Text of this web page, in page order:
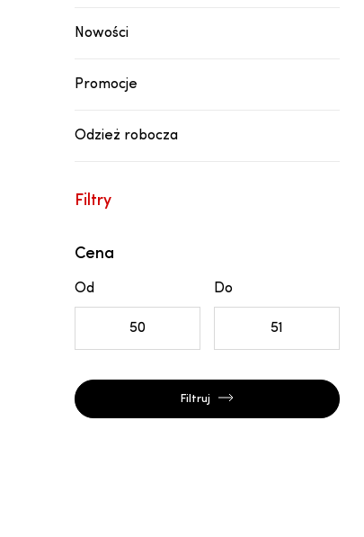
Nowości
Promocje
Odzież robocza
Filtry
Cena
Od Do